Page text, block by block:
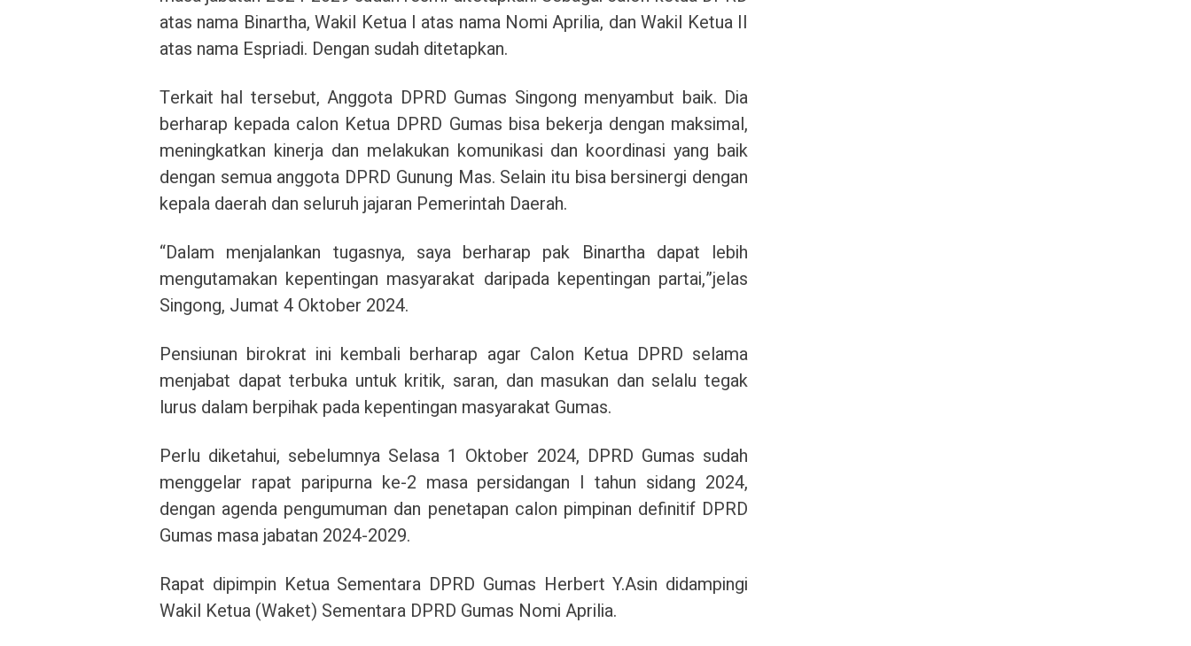
atas nama Binartha, Wakil Ketua I atas nama Nomi Aprilia, dan Wakil Ketua II
atas nama Espriadi. Dengan sudah ditetapkan.
Terkait hal tersebut, Anggota DPRD Gumas Singong menyambut baik. Dia
berharap kepada calon Ketua DPRD Gumas bisa bekerja dengan maksimal,
meningkatkan kinerja dan melakukan komunikasi dan koordinasi yang baik
dengan semua anggota DPRD Gunung Mas. Selain itu bisa bersinergi dengan
kepala daerah dan seluruh jajaran Pemerintah Daerah.
“Dalam menjalankan tugasnya, saya berharap pak Binartha dapat lebih
mengutamakan kepentingan masyarakat daripada kepentingan partai,”jelas
Singong, Jumat 4 Oktober 2024.
Pensiunan birokrat ini kembali berharap agar Calon Ketua DPRD selama
menjabat dapat terbuka untuk kritik, saran, dan masukan dan selalu tegak
lurus dalam berpihak pada kepentingan masyarakat Gumas.
Perlu diketahui, sebelumnya Selasa 1 Oktober 2024, DPRD Gumas sudah
menggelar rapat paripurna ke-2 masa persidangan I tahun sidang 2024,
dengan agenda pengumuman dan penetapan calon pimpinan definitif DPRD
Gumas masa jabatan 2024-2029.
Rapat dipimpin Ketua Sementara DPRD Gumas Herbert Y.Asin didampingi
Wakil Ketua (Waket) Sementara DPRD Gumas Nomi Aprilia.